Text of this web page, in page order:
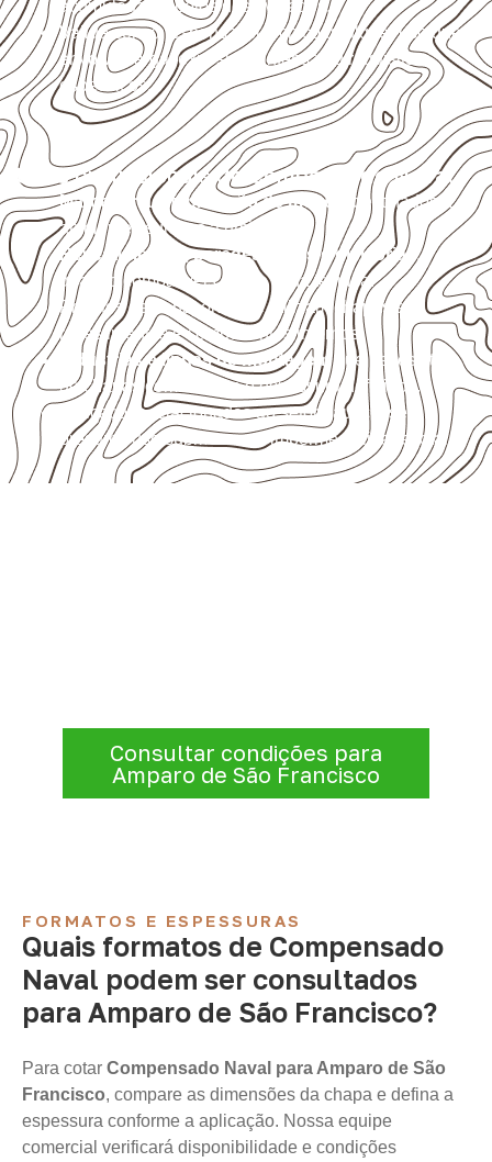
acumulada e apoios desnivelados.
Valide com o responsável técnico qualquer uso que
envolva carga, exposição intensa ou requisitos
específicos.
Usos profissionais do Compensado Naval
Marcenaria e fabricação de móveis
destinados a
ambientes sujeitos à umidade.
Revestimentos, paredes, pisos e divisórias ,
quando compatíveis com a ficha técnica.
Projetos de transporte que utilizam chapas em
revestimentos e componentes internos.
Indústrias e linhas de montagem que necessitam
de chapas com formato e espessura definidos.
Aplicações relacionadas ao setor náutico, sem
presumir uso submerso ou impermeabilidade total.
Consultar condições para
Amparo de São Francisco
FORMATOS E ESPESSURAS
Quais formatos de Compensado
Naval podem ser consultados
para Amparo de São Francisco?
Para cotar Compensado Naval para Amparo de São
Francisco, compare as dimensões da chapa e defina a
espessura conforme a aplicação. Nossa equipe
comercial verificará disponibilidade e condições